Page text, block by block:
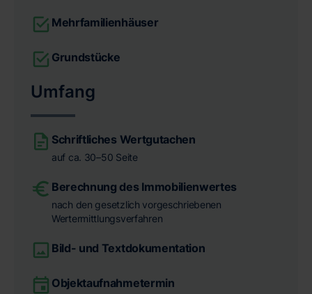
Mehrfamilienhäuser
Grundstücke
Umfang
Schriftliches Wertgutachen
auf ca. 30–50 Seite
Berechnung des Immobilienwertes
nach den gesetzlich vorgeschriebenen
Wertermittlungsverfahren
Bild- und Textdokumentation
Objektaufnahmetermin